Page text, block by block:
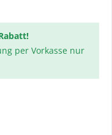
per Vorkasse nur